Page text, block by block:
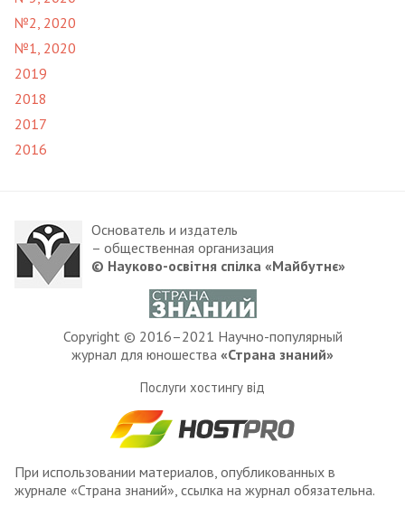
№2, 2020
№1, 2020
2019
2018
2017
2016
Основатель и издатель
– общественная организация
© Науково-освітня спілка «Майбутнє»
Copyright © 2016–2021 Научно-популярный
журнал для юношества «Страна знаний»
Послуги хостингу від
При использовании материалов, опубликованных в
журнале «Страна знаний», ссылка на журнал обязательна.